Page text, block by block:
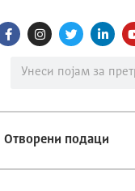
Отворени подаци